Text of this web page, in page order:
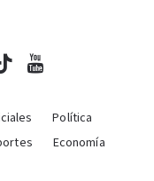
Política
Economía